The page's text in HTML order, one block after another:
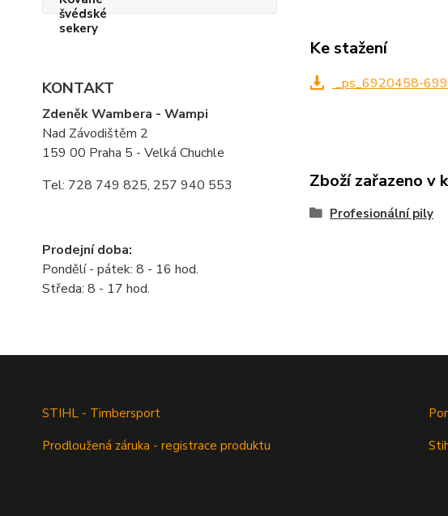
KONTAKT
Zdeněk Wambera - Wampi
Nad Závodištěm 2
159 00 Praha 5 - Velká Chuchle
Tel: 728 749 825, 257 940 553
Prodejní doba:
Pondělí - pátek: 8 - 16 hod.
Středa: 8 - 17 hod.
Ke stažení
_ps_6920458-
Zboží zařazeno v
Profesionální pily
STIHL - Timbersport
Prodloužená záruka - registrace produktu